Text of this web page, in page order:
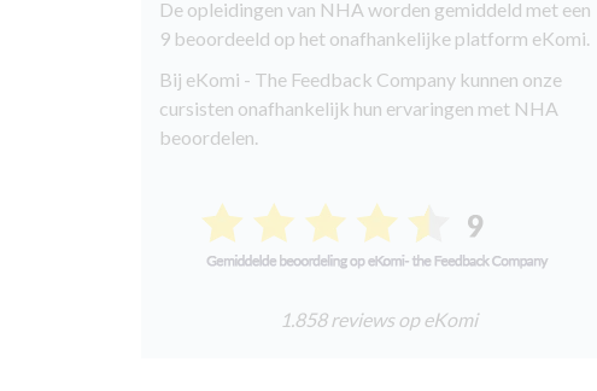
De opleidingen van NHA worden gemiddeld met een
9 beoordeeld op het onafhankelijke platform eKomi.
Bij eKomi - The Feedback Company kunnen onze
cursisten onafhankelijk hun ervaringen met NHA
beoordelen.
1.858 reviews op eKomi